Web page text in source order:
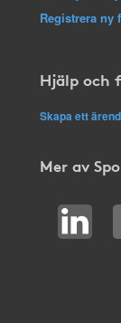
Registrera ny
Hjälp och
Skapa ett
Mer av